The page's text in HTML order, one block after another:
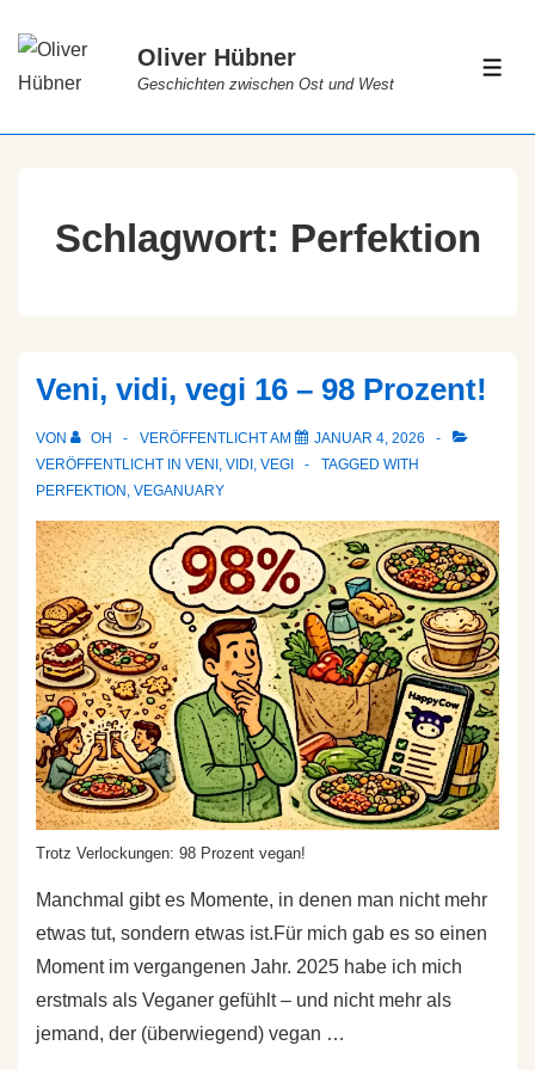
Oliver Hübner
Geschichten zwischen Ost und West
Schlagwort: Perfektion
Veni, vidi, vegi 16 – 98 Prozent!
VON OH VERÖFFENTLICHT AM
JANUAR 4, 2026
VERÖFFENTLICHT IN VENI, VIDI, VEGI
TAGGED WITH
PERFEKTION , VEGANUARY
Trotz Verlockungen: 98 Prozent vegan!
Manchmal gibt es Momente, in denen man nicht mehr
etwas tut, sondern etwas ist.Für mich gab es so einen
Moment im vergangenen Jahr. 2025 habe ich mich
erstmals als Veganer gefühlt – und nicht mehr als
jemand, der (überwiegend) vegan …